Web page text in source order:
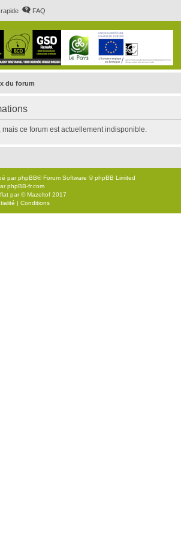
FAQ
du forum
mais ce forum est actuellement indisponible.
parphpBB® Forum Software © phpBB Limited
phpBB-fr.com
par ©Mazeltof 2017
| Conditions